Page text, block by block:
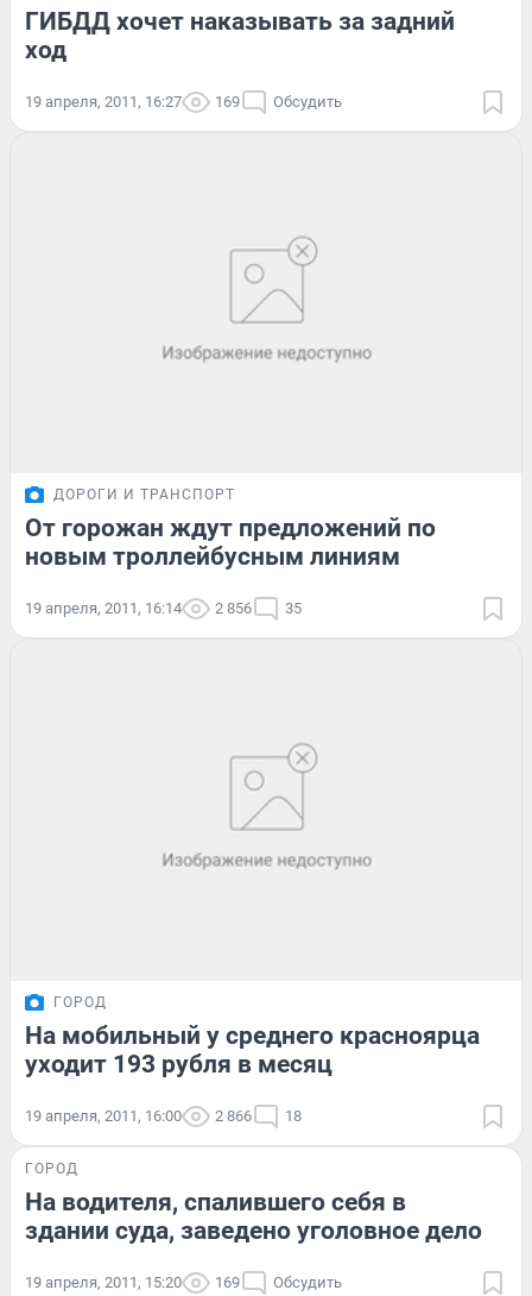
ГИБДД хочет наказывать за задний
ход
19 апреля, 2011, 16:27 169 Обсудить
ДОРОГИ И ТРАНСПОРТ
От горожан ждут предложений по
новым троллейбусным линиям
19 апреля, 2011, 16:14 2 856 35
ГОРОД
На мобильный у среднего красноярца
уходит 193 рубля в месяц
19 апреля, 2011, 16:00 2 866 18
ГОРОД
На водителя, спалившего себя в
здании суда, заведено уголовное дело
19 апреля, 2011, 15:20 169 Обсудить